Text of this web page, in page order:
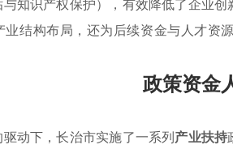
知识产权保护），有效降低了企业创
业结构布局，还为后续资金与人才资
政策资金
动下，长治市实施了一系列产业扶持